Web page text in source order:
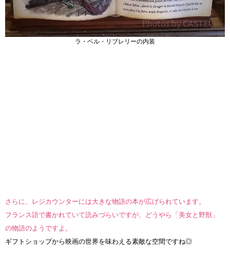
ラ・ベル・リブレリーの内装
さらに、レジカウンターには大きな物語の本が広げられています。
フランス語で書かれていて読みづらいですが、どうやら「美女と野獣」
の物語のようですよ。
ギフトショップから映画の世界を味わえる素敵な空間ですね◎